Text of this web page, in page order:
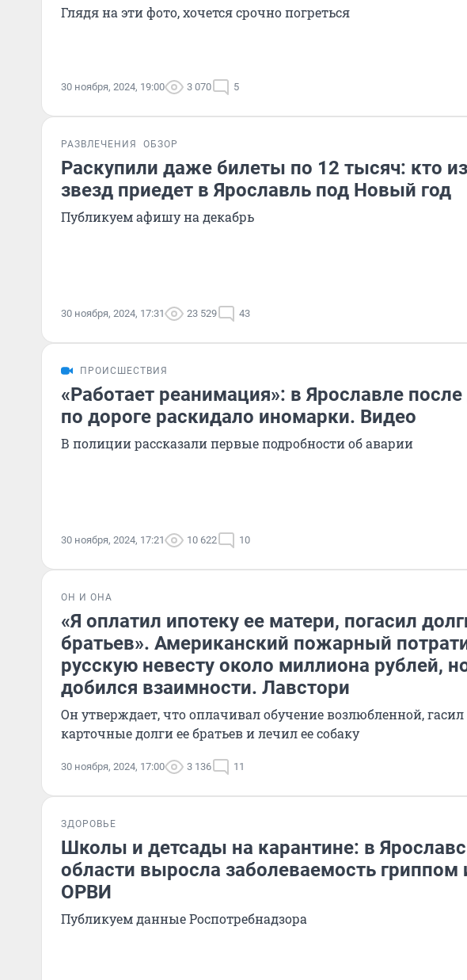
Глядя на эти фото, хочется срочно погреться
30 ноября, 2024, 19:00 3 070 5
РАЗВЛЕЧЕНИЯ ОБЗОР
Раскупили даже билеты по 12 тысяч: кто из
звезд приедет в Ярославль под Новый год
Публикуем афишу на декабрь
30 ноября, 2024, 17:31 23 529 43
ПРОИСШЕСТВИЯ
«Работает реанимация»: в Ярославле
по дороге раскидало иномарки. Видео
В полиции рассказали первые подробности об аварии
30 ноября, 2024, 17:21 10 622 10
ОН И ОНА
«Я оплатил ипотеку ее матери, погасил
братьев». Американский пожарный
русскую невесту около миллиона рублей,
добился взаимности. Лавстори
Он утверждает, что оплачивал обучение возлюбленной, гасил
карточные долги ее братьев и лечил ее собаку
30 ноября, 2024, 17:00 3 136 11
ЗДОРОВЬЕ
Школы и детсады на карантине: в
области выросла заболеваемость гриппом
ОРВИ
Публикуем данные Роспотребнадзора